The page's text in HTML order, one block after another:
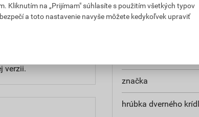
Scrignotech je
a odolnosť v
dvernými
a zatváranie. K
verzii.
šírka priechodu
značka
hrúbka dverného
Kliknutím na „Prijímam" súhlasíte s použitím všetkých typov
a toto nastavenie navyše môžete kedykoľvek upraviť